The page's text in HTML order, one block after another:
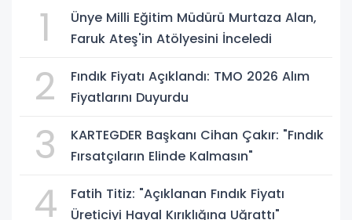
1
Ünye Milli Eğitim Müdürü Murtaza Alan,
Faruk Ateş'in Atölyesini İnceledi
2
Fındık Fiyatı Açıklandı: TMO 2026 Alım
Fiyatlarını Duyurdu
3
KARTEGDER Başkanı Cihan Çakır: "Fındık
Fırsatçıların Elinde Kalmasın"
4
Fatih Titiz: "Açıklanan Fındık Fiyatı
Üreticiyi Hayal Kırıklığına Uğrattı"